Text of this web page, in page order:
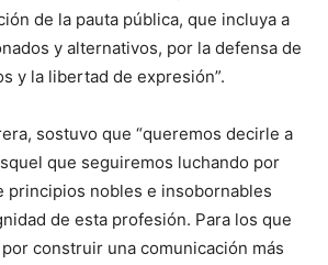
de la pauta pública, que incluya a
y alternativos, por la defensa de
y la libertad de expresión”.
sostuvo que “queremos decirle a
que seguiremos luchando por
principios nobles e insobornables
de esta profesión. Para los que
construir una comunicación más